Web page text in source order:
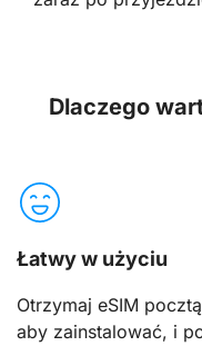
Dlaczego
Łatwy w użyciu
Otrzymaj eSIM
aby zainstalować, i